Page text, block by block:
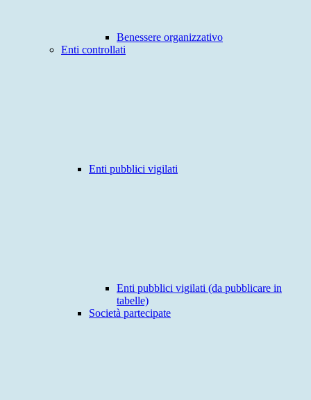
Benessere organizzativo
Enti controllati
Enti pubblici vigilati
Enti pubblici vigilati (da pubblicare in
tabelle)
Società partecipate